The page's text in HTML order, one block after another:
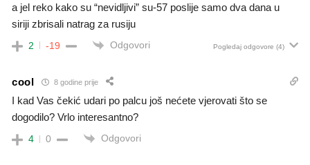
a jel reko kako su “nevidljivi” su-57 poslije samo dva dana u
siriji zbrisali natrag za rusiju
2 -19 Odgovori Pogledaj odgovore (4)
cool 8 godine prije
I kad Vas čekić udari po palcu još nećete vjerovati što se
dogodilo? Vrlo interesantno?
4 0 Odgovori